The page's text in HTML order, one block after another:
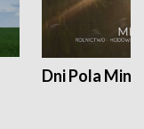
Dni Pola